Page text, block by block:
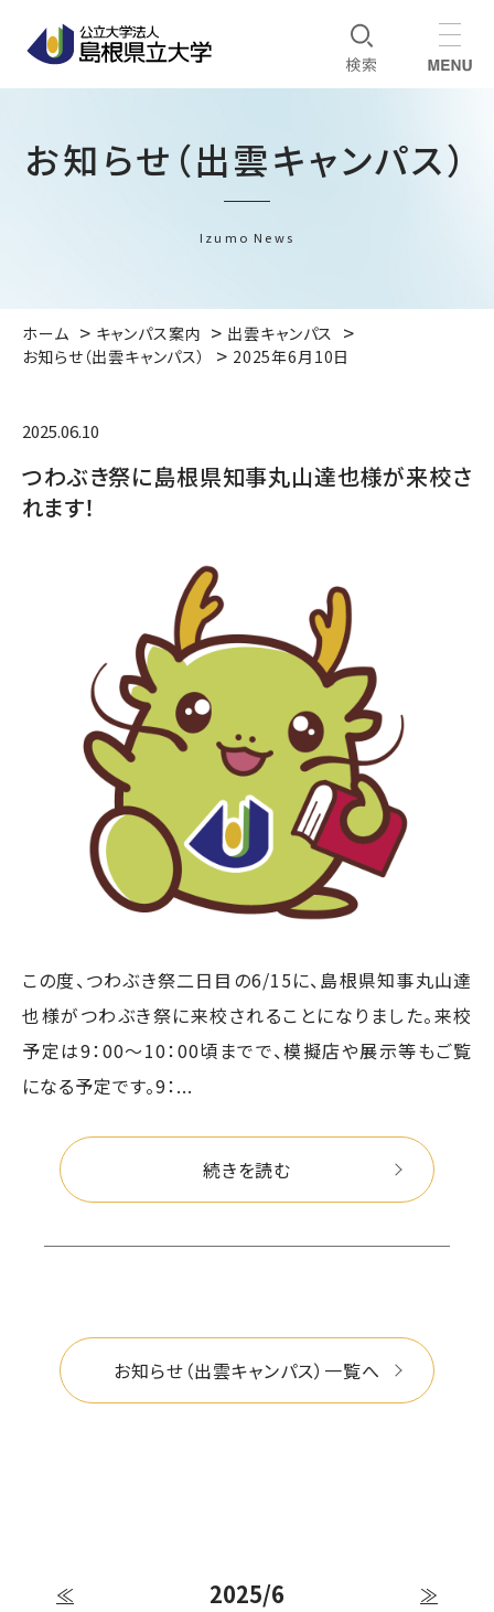
お知らせ（出雲キャンパス）
Izumo News
ホーム キャンパス案内
出雲キャンパス
お知らせ（出雲キャンパス）
2025年6月10日
2025.06.10
つわぶき祭に島根県知事丸山達也様が来校さ
れます！
この度、つわぶき祭二日目の6/15に、島根県知事丸山達
也様がつわぶき祭に来校されることになりました。来校
予定は9：00～10：00頃までで、模擬店や展示等もご覧
になる予定です。9：...
続きを読む
お知らせ（出雲キャンパス）一覧へ
≪ 2025/6 ≫